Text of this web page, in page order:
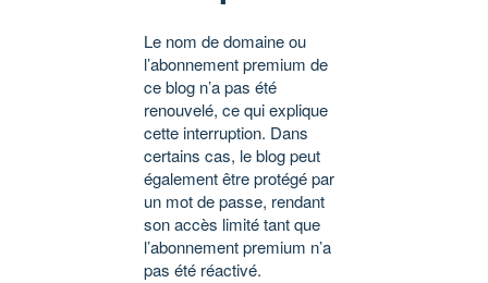
Le nom de domaine ou
l’abonnement premium de
ce blog n’a pas été
renouvelé, ce qui explique
cette interruption. Dans
certains cas, le blog peut
également être protégé par
un mot de passe, rendant
son accès limité tant que
l’abonnement premium n’a
pas été réactivé.